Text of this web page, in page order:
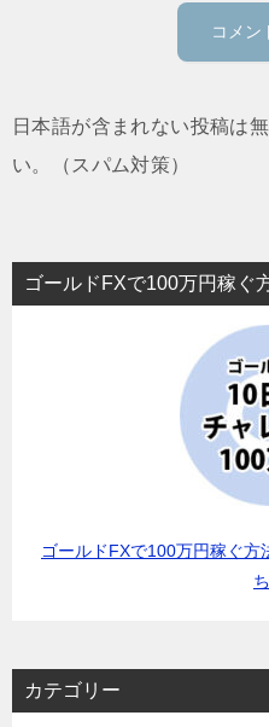
日本語が含まれない投稿は
い。（スパム対策）
ゴールドFXで100万円稼ぐ
ゴールドFXで100万円稼ぐ方
カテゴリー